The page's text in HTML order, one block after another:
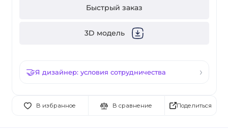
Быстрый заказ
3D модель
Я дизайнер: условия сотрудничества
В избранное В сравнение Поделиться